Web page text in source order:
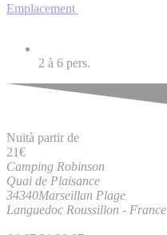
Emplacement
2 à 6 pers.
Nuità partir de
21€
Camping Robinson
Quai de Plaisance
34340Marseillan Plage
Languedoc Roussillon - France